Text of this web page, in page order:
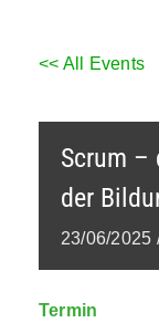
<< All Events
Scrum –
der
23/06/2025
Termin